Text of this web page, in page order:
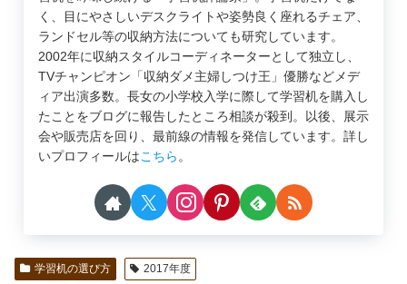
く、目にやさしいデスクライトや姿勢良く座れるチェア、
ランドセル等の収納方法についても研究しています。
2002年に収納スタイルコーディネーターとして独立し、
TVチャンピオン「収納ダメ主婦しつけ王」優勝などメデ
ィア出演多数。長女の小学校入学に際して学習机を購入し
たことをブログに報告したところ相談が殺到。以後、展示
会や販売店を回り、最前線の情報を発信しています。詳し
いプロフィールはこちら。
学習机の選び方 2017年度